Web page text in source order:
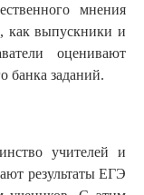
мнения
как выпускники и
оценивают
банка заданий.
учителей и
результаты ЕГЭ